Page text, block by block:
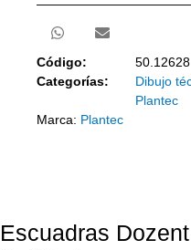
Código:
50.12628
Categorías:
Dibujo
Plantec
Marca: Plantec
Escuadras